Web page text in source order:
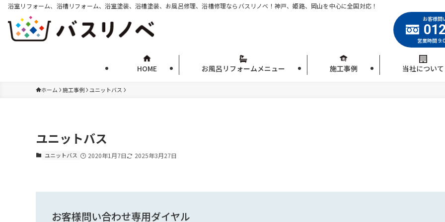
浴室リフォーム、浴槽リフォーム、浴室塗装、浴槽塗装、お風呂修理、浴槽修理ならバスリノベ！神戸、姫路、岡山を中心に全国対応！
HOME お風呂リフォームメニュー 施工事例 当社について
お客様問
営業時間
ホーム 施工事例 ユニットバス
ユニットバス
ユニットバス 2020年1月7日 2025年3月27日
お客様問い合わせ専用ダイヤル